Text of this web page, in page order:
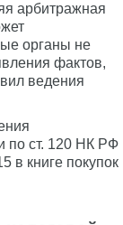
арбитражная
органы не
фактов,
ведения
по ст. 120 НК РФ
в книге покупок